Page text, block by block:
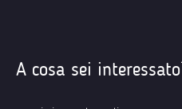
A cosa sei